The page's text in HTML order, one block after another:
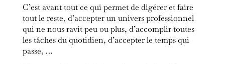
C’est avant tout ce qui permet de digérer et faire
tout le reste, d’accepter un univers professionnel
qui ne nous ravit peu ou plus, d’accomplir toutes
les tâches du quotidien, d’accepter le temps qui
passe, …